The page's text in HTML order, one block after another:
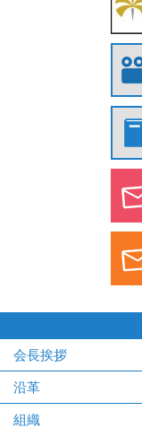
会長挨拶
沿革
組織